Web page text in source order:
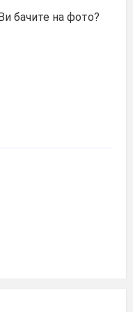
бачите на фото?